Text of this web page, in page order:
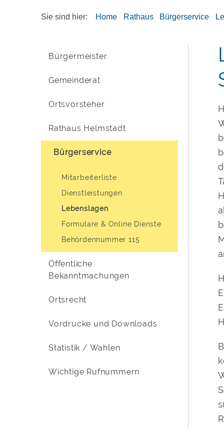
Sie sind hier: Home Rathaus Bürgerservice
Bürgermeister
Gemeinderat
Ortsvorsteher
Rathaus Helmstadt
Bürgerservice
Mitarbeiterliste
Dienstleistungen
Lebenslagen
Formulare & Online Dienste
Behördennummer 115
Öffentliche
Bekanntmachungen
Ortsrecht
Vordrucke und Downloads
Statistik / Wahlen
Wichtige Rufnummern